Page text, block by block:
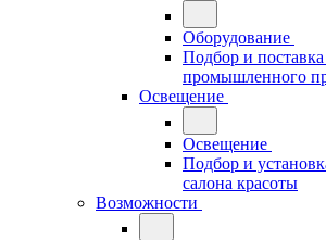
Оборудование
Подбор и
промышленного
Освещение
Освещение
Подбор и
салона красоты
Возможности